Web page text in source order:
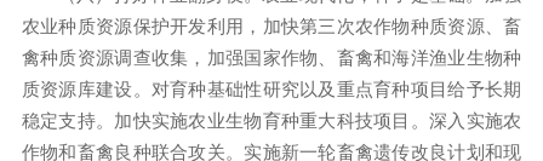
农业种质资源保护开发利用，加快第三次农作物种质资源、畜
禽种质资源调查收集，加强国家作物、畜禽和海洋渔业生物种
质资源库建设。对育种基础性研究以及重点育种项目给予长期
稳定支持。加快实施农业生物育种重大科技项目。深入实施农
作物和畜禽良种联合攻关。实施新一轮畜禽遗传改良计划和现